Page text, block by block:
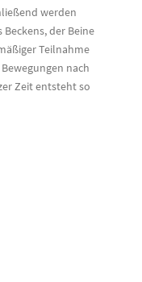
werden
der Beine
Teilnahme
nach
Zeit entsteht so